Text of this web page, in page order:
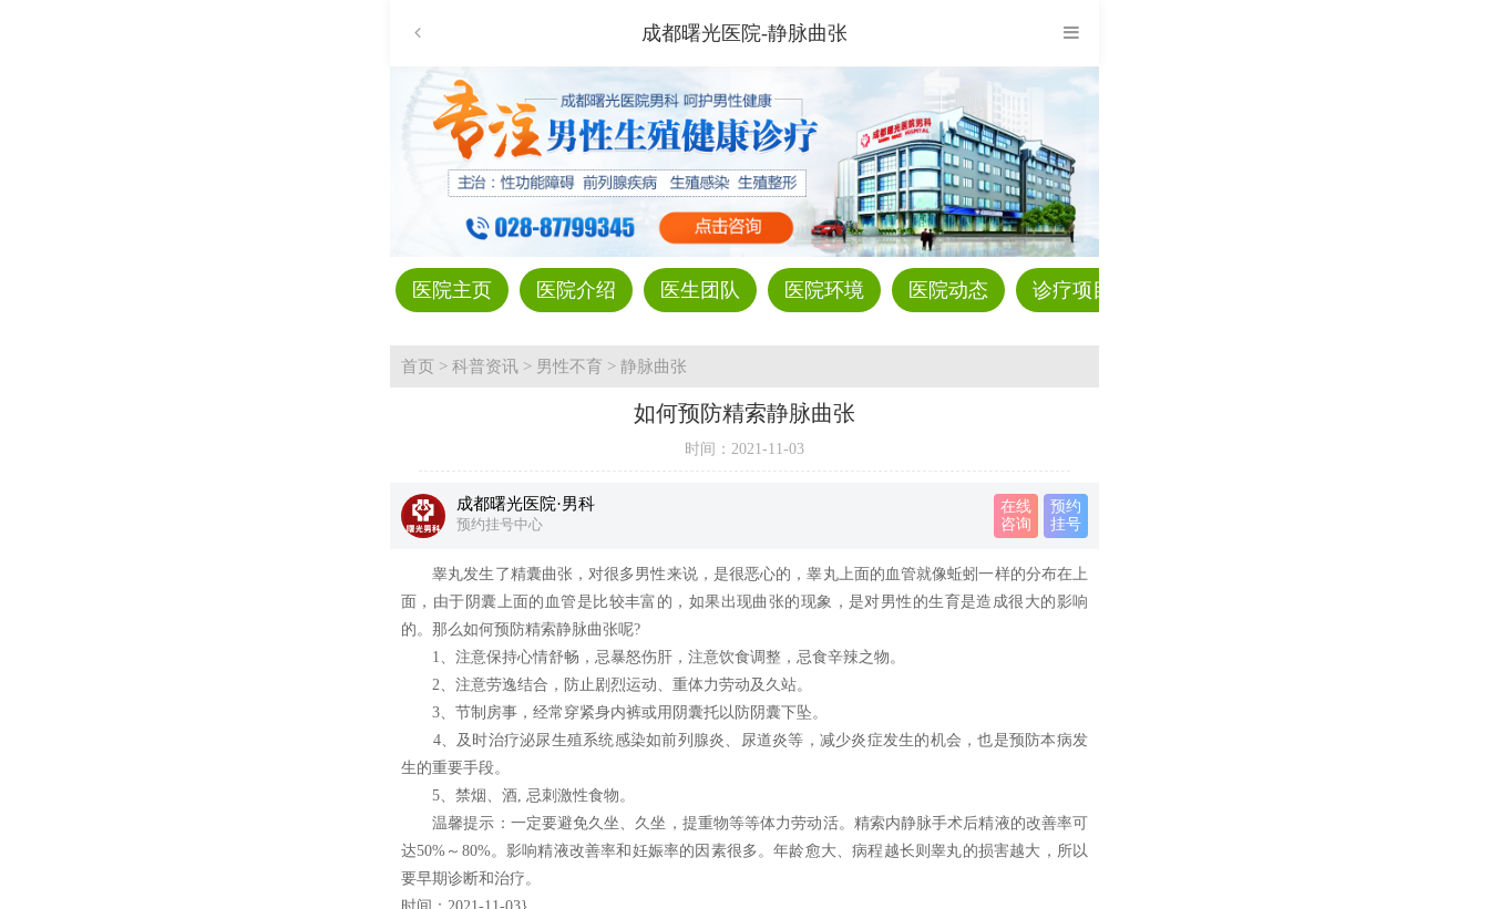
成都曙光医院-静脉曲张
医院主页 医院介绍 医生团队 医院环境 医院动态 诊疗项目
首页 > 科普资讯 > 男性不育 > 静脉曲张
如何预防精索静脉曲张
时间： 2021-11-03
成都曙光医院·男科
预约挂号中心
在线
咨询
预约
挂号
睾丸发生了精囊曲张，对很多男性来说，是很恶心的，睾丸上面的血管就像蚯蚓一样的分布在上
面，由于阴囊上面的血管是比较丰富的，如果出现曲张的现象，是对男性的生育是造成很大的影响
的。那么如何预防精索静脉曲张呢?
1、注意保持心情舒畅，忌暴怒伤肝，注意饮食调整，忌食辛辣之物。
2、注意劳逸结合，防止剧烈运动、重体力劳动及久站。
3、节制房事，经常穿紧身内裤或用阴囊托以防阴囊下坠。
4、及时治疗泌尿生殖系统感染如前列腺炎、尿道炎等，减少炎症发生的机会，也是预防本病发
生的重要手段。
5、禁烟、酒, 忌刺激性食物。
温馨提示：一定要避免久坐、久坐，提重物等等体力劳动活。精索内静脉手术后精液的改善率可
达50%～80%。影响精液改善率和妊娠率的因素很多。年龄愈大、病程越长则睾丸的损害越大，所以
要早期诊断和治疗。